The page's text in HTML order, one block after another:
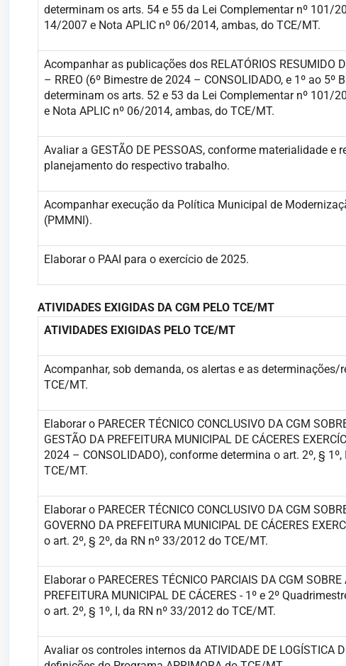
determinam os arts. 54 e 55 da Lei Complementar nº 101/
14/2007 e Nota APLIC nº 06/2014, ambas, do TCE/MT.
Acompanhar as publicações dos RELATÓRIOS RESUMIDO
– RREO (6º Bimestre de 2024 – CONSOLIDADO, e 1º ao 5º
determinam os arts. 52 e 53 da Lei Complementar nº 101/
e Nota APLIC nº 06/2014, ambas, do TCE/MT.
Avaliar a GESTÃO DE PESSOAS, conforme materialidade e
planejamento do respectivo trabalho.
Acompanhar execução da Política Municipal de
(PMMNI).
Elaborar o PAAI para o exercício de 2025.
ATIVIDADES EXIGIDAS DA CGM PELO TCE/MT
ATIVIDADES EXIGIDAS PELO TCE/MT
Acompanhar, sob demanda, os alertas e as
TCE/MT.
Elaborar o PARECER TÉCNICO CONCLUSIVO DA CGM
GESTÃO DA PREFEITURA MUNICIPAL DE CÁCERES
2024 – CONSOLIDADO), conforme determina o art. 2º, §
TCE/MT.
Elaborar o PARECER TÉCNICO CONCLUSIVO DA CGM
GOVERNO DA PREFEITURA MUNICIPAL DE CÁCERES
o art. 2º, § 2º, da RN nº 33/2012 do TCE/MT.
Elaborar o PARECERES TÉCNICO PARCIAIS DA CGM
PREFEITURA MUNICIPAL DE CÁCERES - 1º e 2º
o art. 2º, § 1º, I, da RN nº 33/2012 do TCE/MT.
Avaliar os controles internos da ATIVIDADE DE LOGÍSTICA